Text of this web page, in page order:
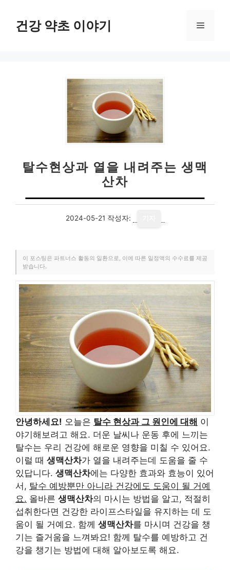
건강 약초 이야기 메
탈수현상과 열을 내려주는 생맥
산차
2024-05-21 작성자:
이 포스팅은 파트너스 활동의 일환으로, 이에 따른 일정액의 수수료를 제공
받습니다.
안녕하세요! 오늘은 탈수 현상과 그 원인에 대해 이
야기해보려고 해요. 더운 날씨나 운동 후에 느끼는
탈수는 우리 건강에 해로운 영향을 미칠 수 있어요.
이럴 때 생맥산차가 열을 내려주는데 도움을 줄 수
있답니다. 생맥산차에는 다양한 효과와 효능이 있어
서, 탈수 예방뿐만 아니라 건강에도 도움이 될 거예
요. 올바른 생맥산차의 마시는 방법을 알고, 적절히
섭취한다면 건강한 라이프스타일을 유지하는 데 도
움이 될 거예요. 함께 생맥산차를 마시며 건강을 챙
기는 즐거움을 느껴봐요! 함께 탈수를 예방하고 건
강을 챙기는 방법에 대해 알아보도록 해요.